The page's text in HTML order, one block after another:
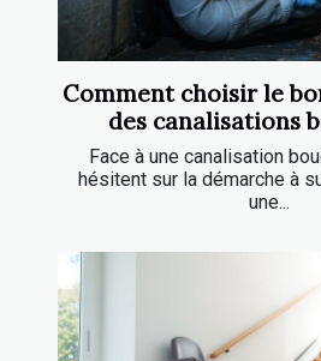
Comment choisir le
des canalisations
Face à une canalisation
hésitent sur la démarche à
une...